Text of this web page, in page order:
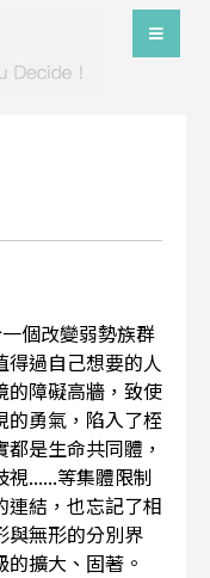
個改變弱勢族群
過自己想要的人
的障礙高牆，致使
的勇氣，陷入了桎
是生命共同體，
......等集體限制
連結，也忘記了相
與無形的分別界
擴大、固著。